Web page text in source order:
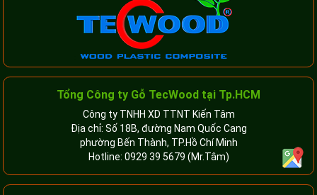
Tổng Công ty Gỗ TecWood tại Tp.HCM
Công ty TNHH XD TTNT Kiến Tâm
Địa chỉ: Số 18B, đường Nam Quốc Cang
phường Bến Thành, TP.Hồ Chí Minh
Hotline: 0929 39 5679 (Mr.Tâm)